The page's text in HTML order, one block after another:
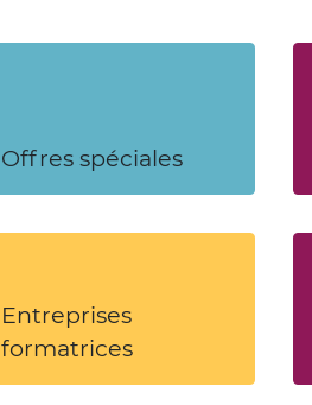
Offres spéciales
Entreprises
formatrices